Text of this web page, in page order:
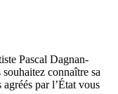
Pascal Dagnan-
connaître sa
par l’État vous